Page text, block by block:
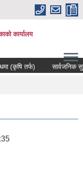
कार्यालय
तर्फ) सार्वजनिक